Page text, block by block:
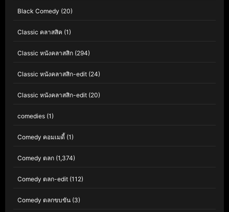
Black Comedy (20)
Classic คลาสสิค (1)
Classic หนังคลาสสิก (294)
Classic หนังคลาสสิก-edit (24)
Classic หนังคลาสสิก-edit (20)
comedies (1)
Comedy คอมเมดี้ (1)
Comedy ตลก (1,374)
Comedy ตลก-edit (112)
Comedy ตลกขบขัน (3)